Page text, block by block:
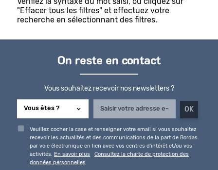
Recevez des informations sur nos nouveautés
Vérifiez la syntaxe du mot saisi, ou cliquez sur
"Effacer tous les filtres" et effectuez votre
recherche en sélectionnant des filtres.
On reste en contact
Vous souhaitez recevoir nos newsletters ?
Veuillez cocher la case et renseigner votre email si vous souhaitez
recevoir les actualités et des communications de la part de Bordas
par voie électronique en lien avec vos centres d'intérêt et/ou vos
activités. En savoir plus
Consultez la charte de protection des
données personnelles